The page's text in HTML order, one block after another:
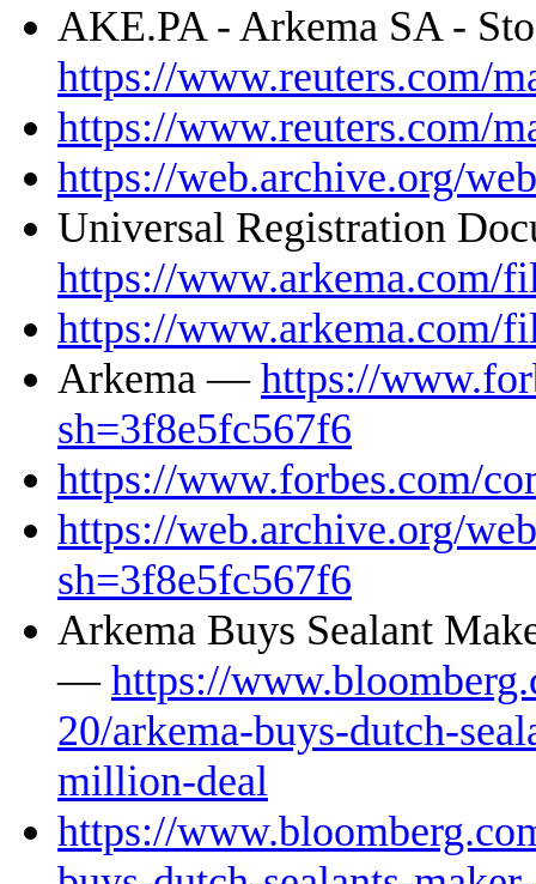
AKE.PA - Arkema SA -
https://www.reuters.com/
https://www.reuters.com/
https://web.archive.org/
Universal Registration
https://www.arkema.com/
https://www.arkema.com/
Arkema — https://
sh=3f8e5fc567f6
https://www.forbes.com/
https://web.archive.org/
sh=3f8e5fc567f6
Arkema Buys Sealant
— https://
20/arkema-buys-dutch-
million-deal
https://